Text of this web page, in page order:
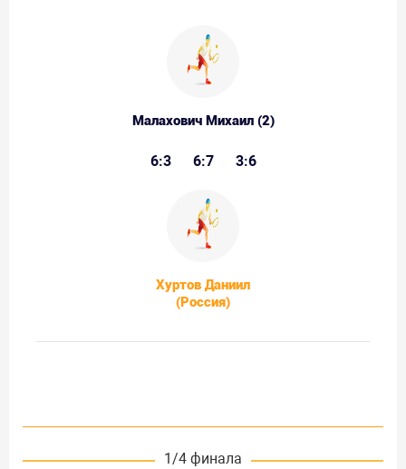
Малахович Михаил (2)
6:3 6:7 3:6
Хуртов Даниил
(Россия)
1/4 финала